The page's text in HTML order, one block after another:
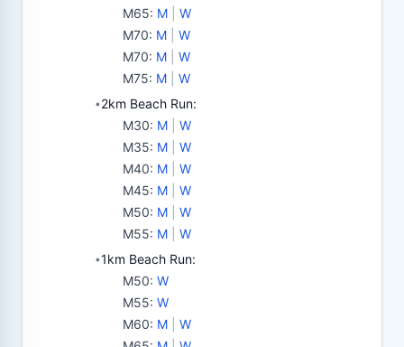
M65: M
W
M70: M
W
M70: M
W
M75: M W
•2km Beach Run:
M30: M
W
M35: M
W
M40: M
W
M45: M
W
M50: M
W
M55: M W
•1km Beach Run:
M50: W
M55: W
M60: M
W